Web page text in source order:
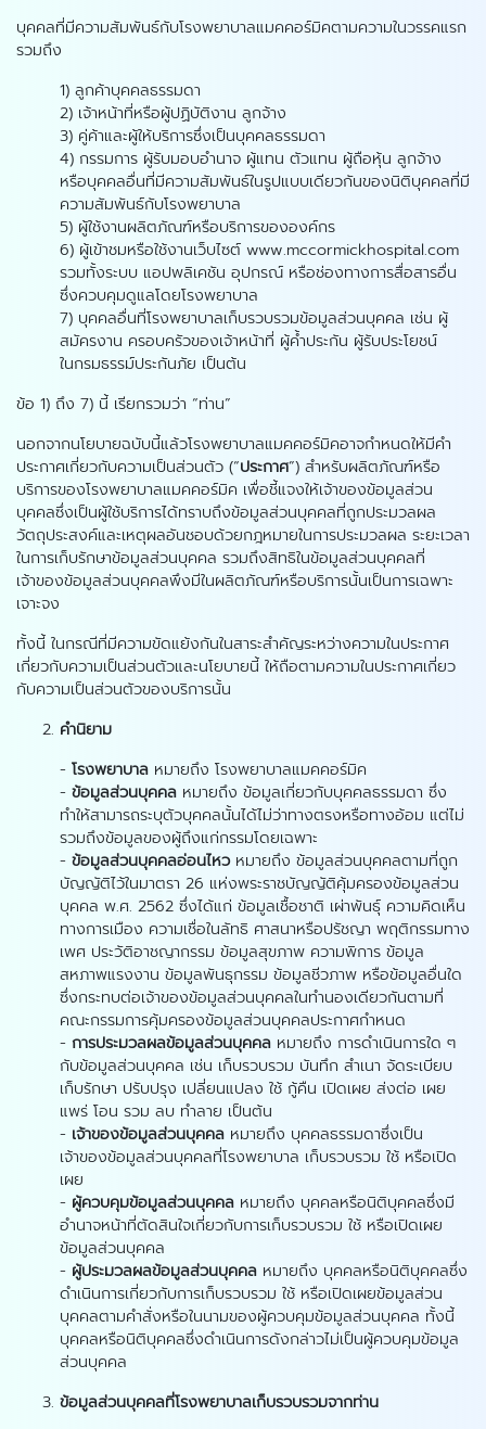
บุคคลที่มีความสัมพันธ์กับโรงพยาบาลแมคคอร์มิคตามความในวรรคแรก
รวมถึง
1) ลูกค้าบุคคลธรรมดา
2) เจ้าหน้าที่หรือผู้ปฏิบัติงาน ลูกจ้าง
3) คู่ค้าและผู้ให้บริการซึ่งเป็นบุคคลธรรมดา
4) กรรมการ ผู้รับมอบอำนาจ ผู้แทน ตัวแทน ผู้ถือหุ้น ลูกจ้าง
หรือบุคคลอื่นที่มีความสัมพันธ์ในรูปแบบเดียวกันของนิติบุคคลที่มี
ความสัมพันธ์กับโรงพยาบาล
5) ผู้ใช้งานผลิตภัณฑ์หรือบริการขององค์กร
6) ผู้เข้าชมหรือใช้งานเว็บไซต์ www.mccormickhospital.com
รวมทั้งระบบ แอปพลิเคชัน อุปกรณ์ หรือช่องทางการสื่อสารอื่น
ซึ่งควบคุมดูแลโดยโรงพยาบาล
7) บุคคลอื่นที่โรงพยาบาลเก็บรวบรวมข้อมูลส่วนบุคคล เช่น ผู้
สมัครงาน ครอบครัวของเจ้าหน้าที่ ผู้ค้ำประกัน ผู้รับประโยชน์
ในกรมธรรม์ประกันภัย เป็นต้น
ข้อ 1) ถึง 7) นี้ เรียกรวมว่า “ท่าน”
นอกจากนโยบายฉบับนี้แล้วโรงพยาบาลแมคคอร์มิคอาจกำหนดให้มีคำ
ประกาศเกี่ยวกับความเป็นส่วนตัว (“ประกาศ”) สำหรับผลิตภัณฑ์หรือ
บริการของโรงพยาบาลแมคคอร์มิค เพื่อชี้แจงให้เจ้าของข้อมูลส่วน
บุคคลซึ่งเป็นผู้ใช้บริการได้ทราบถึงข้อมูลส่วนบุคคลที่ถูกประมวลผล
วัตถุประสงค์และเหตุผลอันชอบด้วยกฎหมายในการประมวลผล ระยะเวลา
ในการเก็บรักษาข้อมูลส่วนบุคคล รวมถึงสิทธิในข้อมูลส่วนบุคคลที่
เจ้าของข้อมูลส่วนบุคคลพึงมีในผลิตภัณฑ์หรือบริการนั้นเป็นการเฉพาะ
เจาะจง
ทั้งนี้ ในกรณีที่มีความขัดแย้งกันในสาระสำคัญระหว่างความในประกาศ
เกี่ยวกับความเป็นส่วนตัวและนโยบายนี้ ให้ถือตามความในประกาศเกี่ยว
กับความเป็นส่วนตัวของบริการนั้น
คำนิยาม
- โรงพยาบาล หมายถึง โรงพยาบาลแมคคอร์มิค
- ข้อมูลส่วนบุคคล หมายถึง ข้อมูลเกี่ยวกับบุคคลธรรมดา ซึ่ง
ทำให้สามารถระบุตัวบุคคลนั้นได้ไม่ว่าทางตรงหรือทางอ้อม แต่ไม่
รวมถึงข้อมูลของผู้ถึงแก่กรรมโดยเฉพาะ
- ข้อมูลส่วนบุคคลอ่อนไหว หมายถึง ข้อมูลส่วนบุคคลตามที่ถูก
บัญญัติไว้ในมาตรา 26 แห่งพระราชบัญญัติคุ้มครองข้อมูลส่วน
บุคคล พ.ศ. 2562 ซึ่งได้แก่ ข้อมูลเชื้อชาติ เผ่าพันธุ์ ความคิดเห็น
ทางการเมือง ความเชื่อในลัทธิ ศาสนาหรือปรัชญา พฤติกรรมทาง
เพศ ประวัติอาชญากรรม ข้อมูลสุขภาพ ความพิการ ข้อมูล
สหภาพแรงงาน ข้อมูลพันธุกรรม ข้อมูลชีวภาพ หรือข้อมูลอื่นใด
ซึ่งกระทบต่อเจ้าของข้อมูลส่วนบุคคลในทำนองเดียวกันตามที่
คณะกรรมการคุ้มครองข้อมูลส่วนบุคคลประกาศกำหนด
- การประมวลผลข้อมูลส่วนบุคคล หมายถึง การดำเนินการใด ๆ
กับข้อมูลส่วนบุคคล เช่น เก็บรวบรวม บันทึก สำเนา จัดระเบียบ
เก็บรักษา ปรับปรุง เปลี่ยนแปลง ใช้ กู้คืน เปิดเผย ส่งต่อ เผย
แพร่ โอน รวม ลบ ทำลาย เป็นต้น
- เจ้าของข้อมูลส่วนบุคคล หมายถึง บุคคลธรรมดาซึ่งเป็น
เจ้าของข้อมูลส่วนบุคคลที่โรงพยาบาล เก็บรวบรวม ใช้ หรือเปิด
เผย
- ผู้ควบคุมข้อมูลส่วนบุคคล หมายถึง บุคคลหรือนิติบุคคลซึ่งมี
อำนาจหน้าที่ตัดสินใจเกี่ยวกับการเก็บรวบรวม ใช้ หรือเปิดเผย
ข้อมูลส่วนบุคคล
- ผู้ประมวลผลข้อมูลส่วนบุคคล หมายถึง บุคคลหรือนิติบุคคลซึ่ง
ดำเนินการเกี่ยวกับการเก็บรวบรวม ใช้ หรือเปิดเผยข้อมูลส่วน
บุคคลตามคำสั่งหรือในนามของผู้ควบคุมข้อมูลส่วนบุคคล ทั้งนี้
บุคคลหรือนิติบุคคลซึ่งดำเนินการดังกล่าวไม่เป็นผู้ควบคุมข้อมูล
ส่วนบุคคล
ข้อมูลส่วนบุคคลที่โรงพยาบาลเก็บรวบรวมจากท่าน